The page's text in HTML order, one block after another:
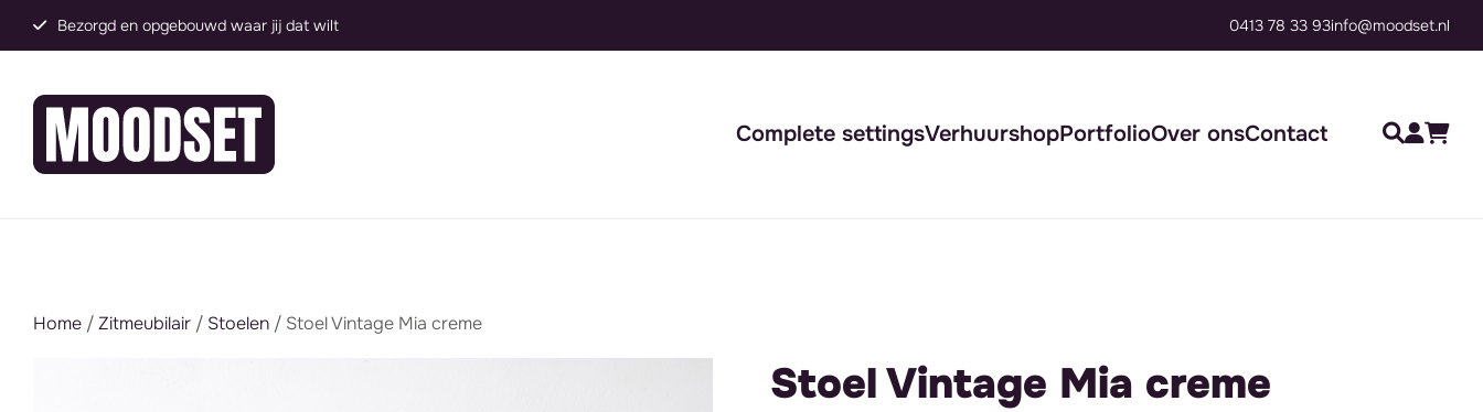
Bezorgd en opgebouwd waar jij dat wilt Groot assortiment, direct
0413 78 33 93info@moodset.nl
Complete settingsVerhuurshopPortfolioOver onsContact
Home /Zitmeubilair / Stoelen / Stoel Vintage Mia creme
Stoel Vintage Mia creme